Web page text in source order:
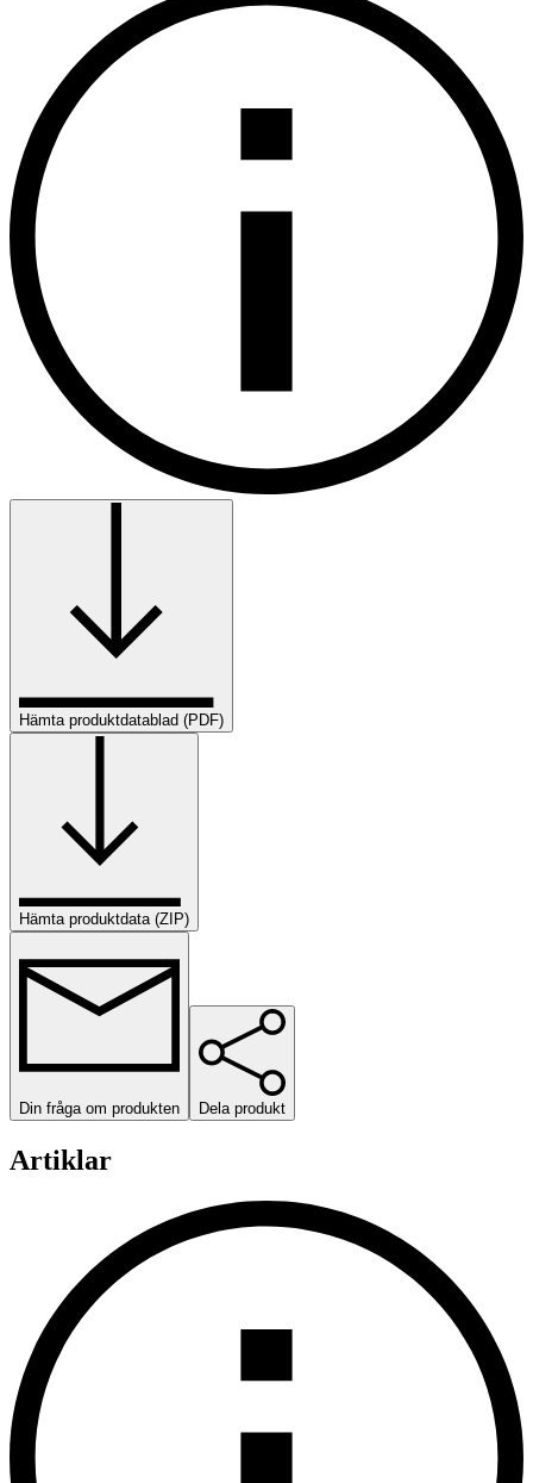
Hämta produktdatablad (PDF)
Hämta produktdata (ZIP)
Din fråga om produkten Dela produkt
Artiklar